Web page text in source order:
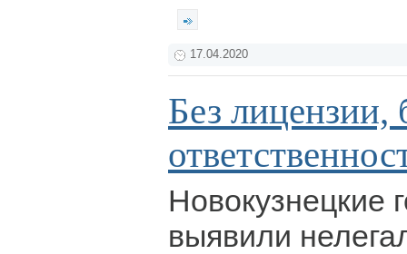
17.04.2020
Без лицензии,
Новокузнецкие
выявили